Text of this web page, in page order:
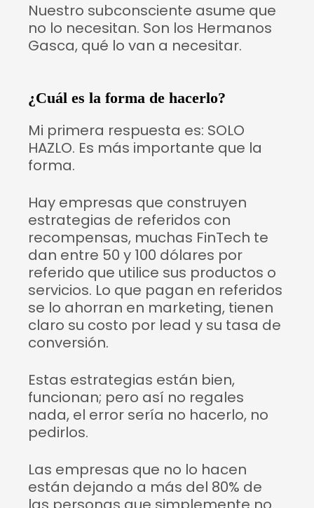
Nuestro subconsciente asume que
no lo necesitan. Son los Hermanos
Gasca, qué lo van a necesitar.
¿Cuál es la forma de hacerlo?
Mi primera respuesta es: SOLO
HAZLO. Es más importante que la
forma.
Hay empresas que construyen
estrategias de referidos con
recompensas, muchas FinTech te
dan entre 50 y 100 dólares por
referido que utilice sus productos o
servicios. Lo que pagan en referidos
se lo ahorran en marketing, tienen
claro su costo por lead y su tasa de
conversión.
Estas estrategias están bien,
funcionan; pero así no regales
nada, el error sería no hacerlo, no
pedirlos.
Las empresas que no lo hacen
están dejando a más del 80% de